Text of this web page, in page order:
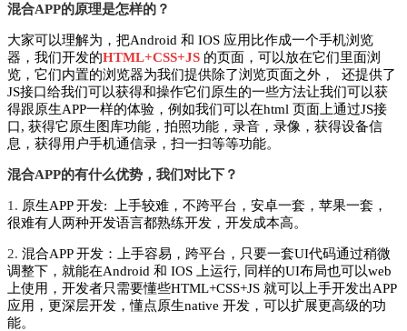
混合APP的原理是怎样的？
大家可以理解为，把Android 和 IOS 应用比作成一个手机浏览
器，我们开发的HTML+CSS+JS 的页面，可以放在它们里面浏
览，它们内置的浏览器为我们提供除了浏览页面之外， 还提供了
JS接口给我们可以获得和操作它们原生的一些方法让我们可以获
得跟原生APP一样的体验，例如我们可以在html 页面上通过JS接
口, 获得它原生图库功能，拍照功能，录音，录像，获得设备信
息，获得用户手机通信录，扫一扫等等功能。
混合APP的有什么优势，我们对比下？
1. 原生APP 开发: 上手较难，不跨平台，安卓一套，苹果一套，
很难有人两种开发语言都熟练开发，开发成本高。
2. 混合APP 开发：上手容易，跨平台，只要一套UI代码通过稍微
调整下，就能在Android 和 IOS 上运行, 同样的UI布局也可以web
上使用，开发者只需要懂些HTML+CSS+JS 就可以上手开发出APP
应用，更深层开发，懂点原生native 开发，可以扩展更高级的功
能。